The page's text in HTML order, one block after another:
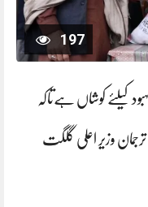
197
کیلئے کوشاں ہےتاکہ
وزیر اعلی گلگت